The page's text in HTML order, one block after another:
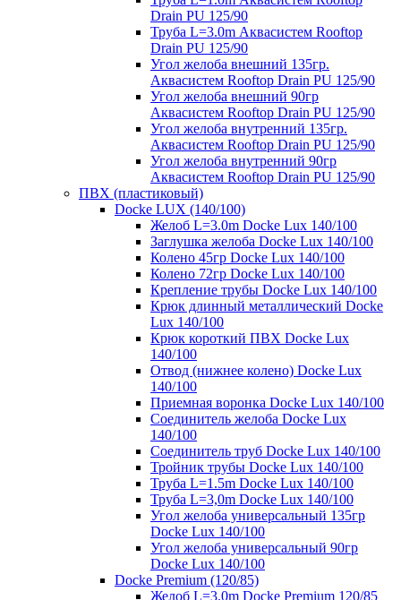
Drain PU 125/90
Труба L=3.0m Аквасистем Rooftop
Drain PU 125/90
Угол желоба внешний 135гр.
Аквасистем Rooftop Drain PU 125/90
Угол желоба внешний 90гр
Аквасистем Rooftop Drain PU 125/90
Угол желоба внутренний 135гр.
Аквасистем Rooftop Drain PU 125/90
Угол желоба внутренний 90гр
Аквасистем Rooftop Drain PU 125/90
ПВХ (пластиковый)
Docke LUX (140/100)
Желоб L=3.0m Docke Lux 140/100
Заглушка желоба Docke Lux 140/100
Колено 45гр Docke Lux 140/100
Колено 72гр Docke Lux 140/100
Крепление трубы Docke Lux 140/100
Крюк длинный металлический Docke
Lux 140/100
Крюк короткий ПВХ Docke Lux
140/100
Отвод (нижнее колено) Docke Lux
140/100
Приемная воронка Docke Lux 140/100
Соединитель желоба Docke Lux
140/100
Соединитель труб Docke Lux 140/100
Тройник трубы Docke Lux 140/100
Труба L=1.5m Docke Lux 140/100
Труба L=3,0m Docke Lux 140/100
Угол желоба универсальный 135гр
Docke Lux 140/100
Угол желоба универсальный 90гр
Docke Lux 140/100
Docke Premium (120/85)
Желоб L=3.0m Docke Premium 120/85